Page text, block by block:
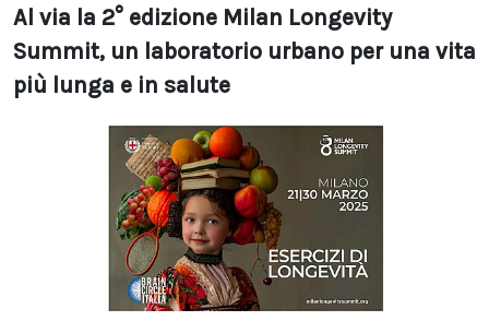
Al via la 2° edizione Milan Longevity
Summit, un laboratorio urbano per una vita
più lunga e in salute